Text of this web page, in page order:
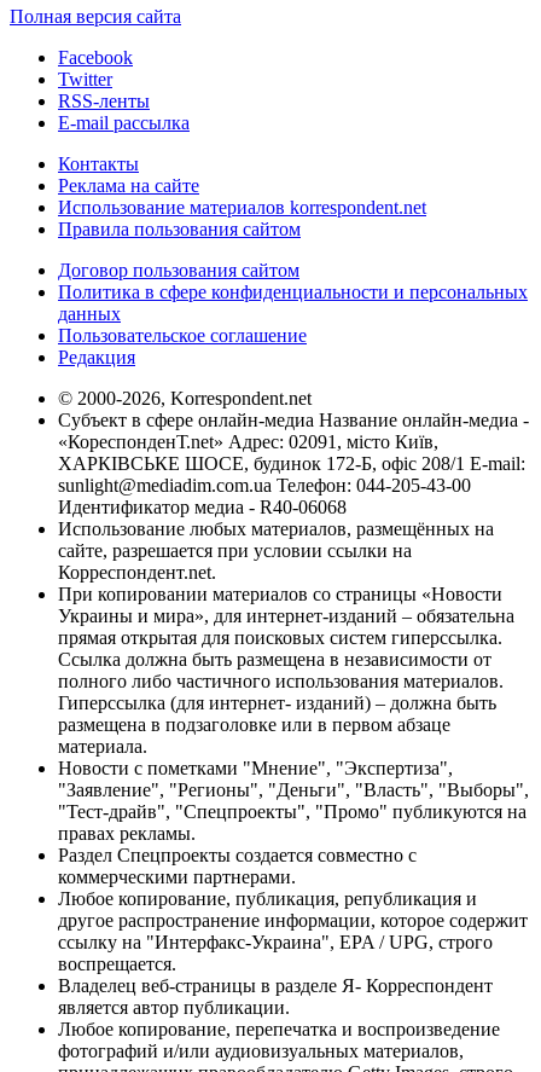
Полная версия сайта
Facebook
Twitter
RSS-ленты
E-mail рассылка
Контакты
Реклама на сайте
Использование материалов korrespondent.net
Правила пользования сайтом
Договор пользования сайтом
Политика в сфере конфиденциальности и персональных
данных
Пользовательское соглашение
Редакция
© 2000-2026, Korrespondent.net
Субъект в сфере онлайн-медиа Название онлайн-медиа -
«КореспонденТ.net» Адрес: 02091, місто Київ,
ХАРКІВСЬКЕ ШОСЕ, будинок 172-Б, офіс 208/1 E-mail:
sunlight@mediadim.com.ua Телефон: 044-205-43-00
Идентификатор медиа - R40-06068
Использование любых материалов, размещённых на
сайте, разрешается при условии ссылки на
Корреспондент.net.
При копировании материалов со страницы «Новости
Украины и мира», для интернет-изданий – обязательна
прямая открытая для поисковых систем гиперссылка.
Ссылка должна быть размещена в независимости от
полного либо частичного использования материалов.
Гиперссылка (для интернет- изданий) – должна быть
размещена в подзаголовке или в первом абзаце
материала.
Новости с пометками "Мнение", "Экспертиза",
"Заявление", "Регионы", "Деньги", "Власть", "Выборы",
"Тест-драйв", "Спецпроекты", "Промо" публикуются на
правах рекламы.
Раздел Спецпроекты создается совместно с
коммерческими партнерами.
Любое копирование, публикация, републикация и
другое распространение информации, которое содержит
ссылку на "Интерфакс-Украина", EPA / UPG, строго
воспрещается.
Владелец веб-страницы в разделе Я- Корреспондент
является автор публикации.
Любое копирование, перепечатка и воспроизведение
фотографий и/или аудиовизуальных материалов,